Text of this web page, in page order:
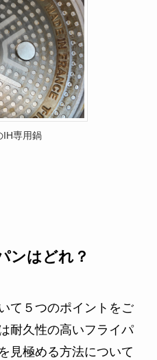
IH専用鍋
ンはどれ？
て５つのポイントをご
耐久性の高いフライパ
見極める方法について